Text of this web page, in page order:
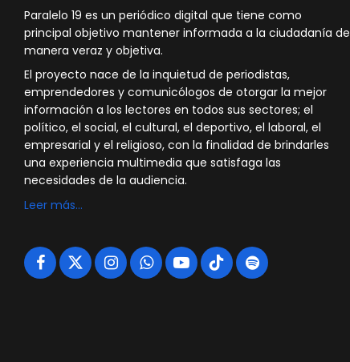
Paralelo 19 es un periódico digital que tiene como
principal objetivo mantener informada a la ciudadanía de
manera veraz y objetiva.
El proyecto nace de la inquietud de periodistas,
emprendedores y comunicólogos de otorgar la mejor
información a los lectores en todos sus sectores; el
político, el social, el cultural, el deportivo, el laboral, el
empresarial y el religioso, con la finalidad de brindarles
una experiencia multimedia que satisfaga las
necesidades de la audiencia.
Leer más…